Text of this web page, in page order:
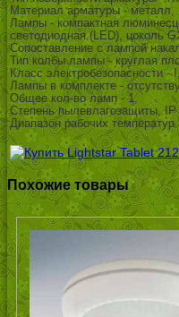
Материал арматуры - металл,
Лампы - компактная
светодиодная (LED), цоколь
Сопоставление с лампой
Тип колбы лампы - круглая
Класс электробезопасности - I,
Лампы в комплекте -
Общее кол-во ламп - 1,
Степень пылевлагозащиты, IP
Диапазон рабочих
Похожие товары